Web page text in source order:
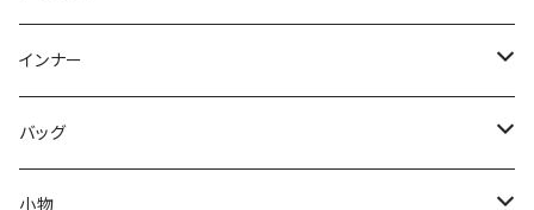
スウェット/トレーナー
その他
オールインワン
ラッシュガード
その他
ロング/マキシ
袖付き
ノースリーブ
スカートスーツ
その他
ネックレス
ブレスレット
ピアス
インナー
ブラ/ブラトップ/ベアトップ
ショーツ
バッグ
サブバッグ
小物